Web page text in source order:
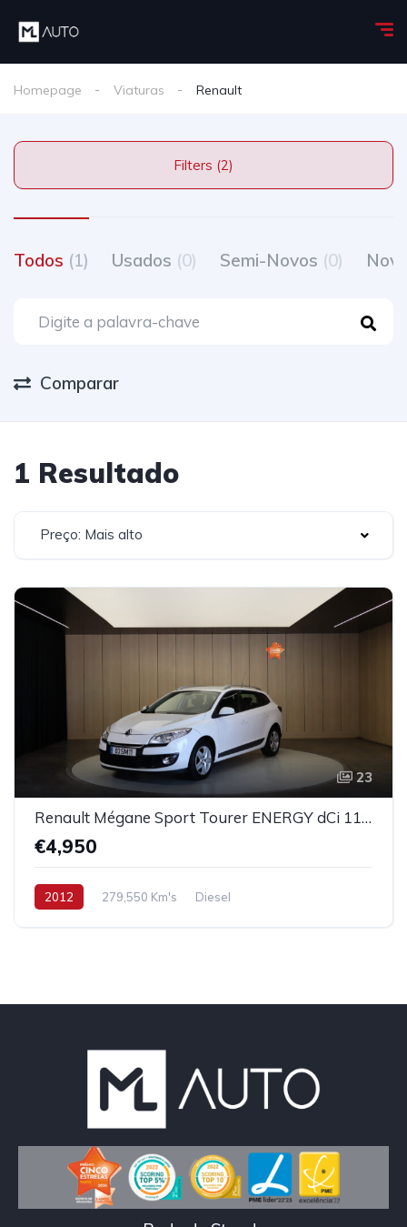
Homepage Viaturas Renault
Filters (2)
Todos (1) Usados (0) Semi-Novos (0)
Comparar
1 Resultado
Preço: Mais alto
23
Renault Mégane Sport Tourer ENERGY dCi 110 Start & Stopp Expression
€4,950
2012 279,550 Km's Diesel